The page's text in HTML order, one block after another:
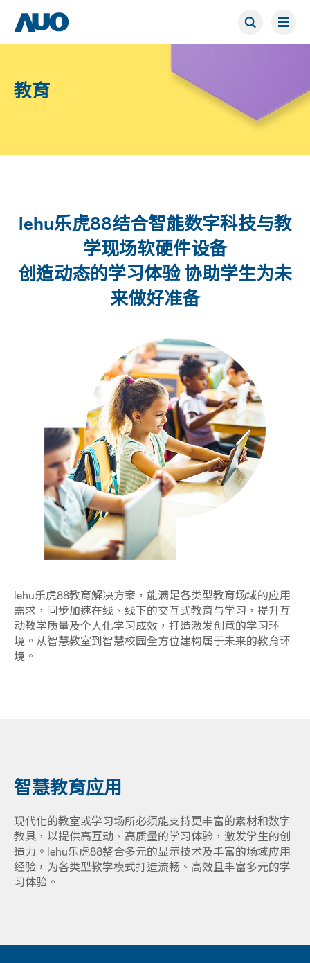
教育
lehu乐虎88结合智能数字科技与教
学现场软硬件设备
创造动态的学习体验 协助学生为未
来做好准备
lehu乐虎88教育解决方案，能满足各类型教育场域的应用
需求，同步加速在线、线下的交互式教育与学习，提升互
动教学质量及个人化学习成效，打造激发创意的学习环
境。从智慧教室到智慧校园全方位建构属于未来的教育环
境。
智慧教育应用
现代化的教室或学习场所必须能支持更丰富的素材和数字
教具，以提供高互动、高质量的学习体验，激发学生的创
造力。lehu乐虎88整合多元的显示技术及丰富的场域应用
经验，为各类型教学模式打造流畅、高效且丰富多元的学
习体验。